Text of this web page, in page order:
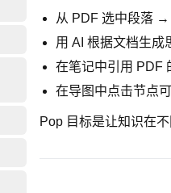
从 PDF 选中段落
用 AI 根据文档生
在笔记中引用 PDF
在导图中点击节点
Pop 目标是让知识在